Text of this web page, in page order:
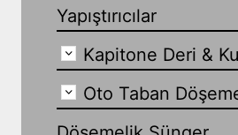
Yapıştırıcılar
Kapitone Deri &
Oto Taban